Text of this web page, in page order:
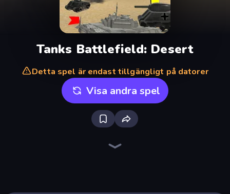
Tanks Battlefield: Desert
Detta spel är endast tillgängligt på datorer
Visa andra spel